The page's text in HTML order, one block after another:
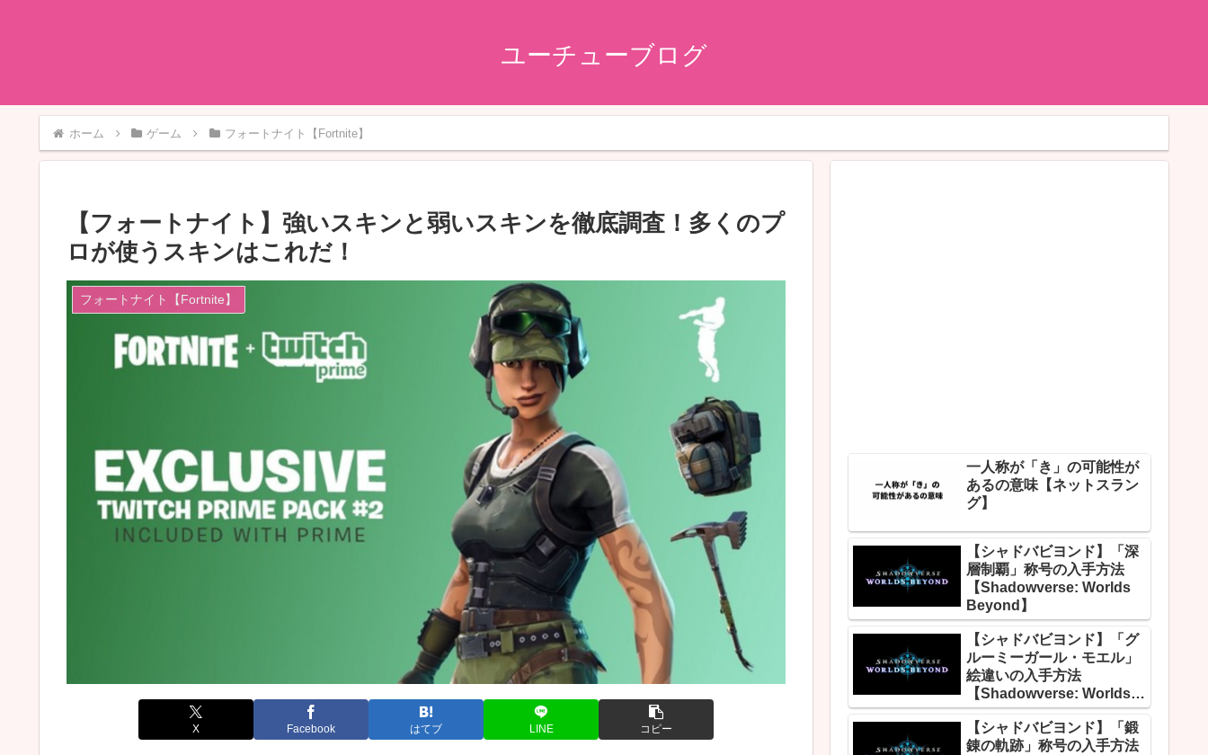
ユーチューブログ
ホーム ゲーム フォートナイト【Fortnite】
【フォートナイト】強いスキンと弱いスキンを徹底調査！多くのプ
ロが使うスキンはこれだ！
フォートナイト【Fortnite】
X Facebook はてブ LINE コピー
一人称が「き」の可能性が
あるの意味【ネットスラン
グ】
【シャドバビヨンド】「深
層制覇」称号の入手方法
【Shadowverse: Worlds
Beyond】
【シャドバビヨンド】「グ
ルーミーガール・モエル」
絵違いの入手方法
【Shadowverse: Worlds
Beyond】
【シャドバビヨンド】「鍛
錬の軌跡」称号の入手方法